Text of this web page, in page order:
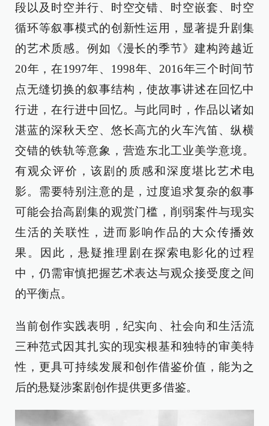
段以及时空并行、时空交错、时空嵌套、时空
循环等叙事模式的创新性运用，显著提升剧集
的艺术质感。例如《漫长的季节》建构跨越近
20年，在1997年、1998年、2016年三个时间节
点无缝切换的叙事结构，使故事讲述在回忆中
行进，在行进中回忆。与此同时，作品以诸如
湛蓝的深秋天空、悠长高亢的火车汽笛、纵横
交错的铁轨等意象，营造东北工业美学意境。
有观众评价，该剧的质感和深度堪比艺术电
影。需要特别注意的是，过度追求复杂的叙事
可能会抬高剧集的观赏门槛，削弱案件与现实
生活的关联性，进而影响作品的大众传播效
果。因此，悬疑推理剧在探索电影化的过程
中，仍需审慎把握艺术表达与观众接受度之间
的平衡点。
当前创作实践表明，纪实向、社会向和生活流
三种范式因其扎实的现实根基和独特的审美特
性，更具可持续发展和创作借鉴价值，能为之
后的悬疑涉案剧创作提供更多借鉴。